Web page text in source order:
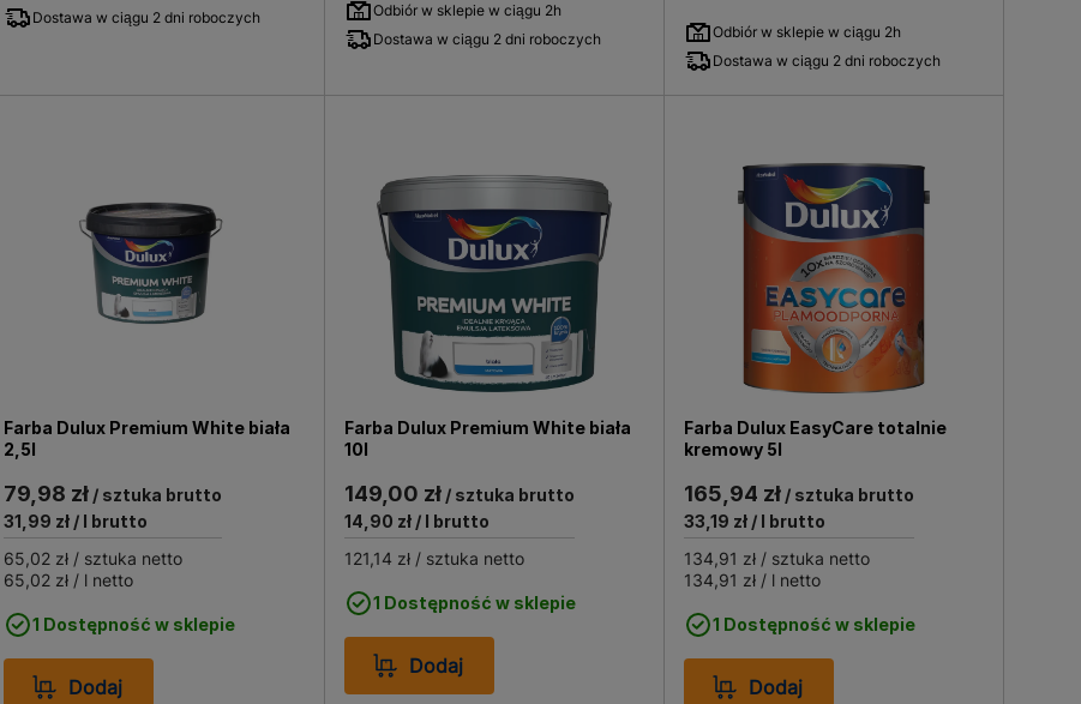
Dostawa w ciągu 2 dni roboczych
Odbiór w sklepie w ciągu 2h
Dostawa w ciągu 2 dni roboczych
Odbiór w sklepie w ciągu 2h
Dostawa w ciągu 2 dni roboczych
Farba Dulux Premium White biała
2,5l
79,98 zł/ sztuka brutto
31,99 zł/ l brutto
65,02 zł/ sztuka netto
65,02 zł/ l netto
1 Dostępność w sklepie
Dodaj
Farba Dulux Premium White biała
10l
149,00 zł/ sztuka brutto
14,90 zł/ l brutto
121,14 zł/ sztuka netto
1 Dostępność w sklepie
Dodaj
Farba Dulux EasyCare totalnie
kremowy 5l
165,94 zł / sztuka brutto
33,19 zł / l brutto
134,91 zł / sztuka netto
134,91 zł / l netto
1 Dostępność w sklepie
Dodaj